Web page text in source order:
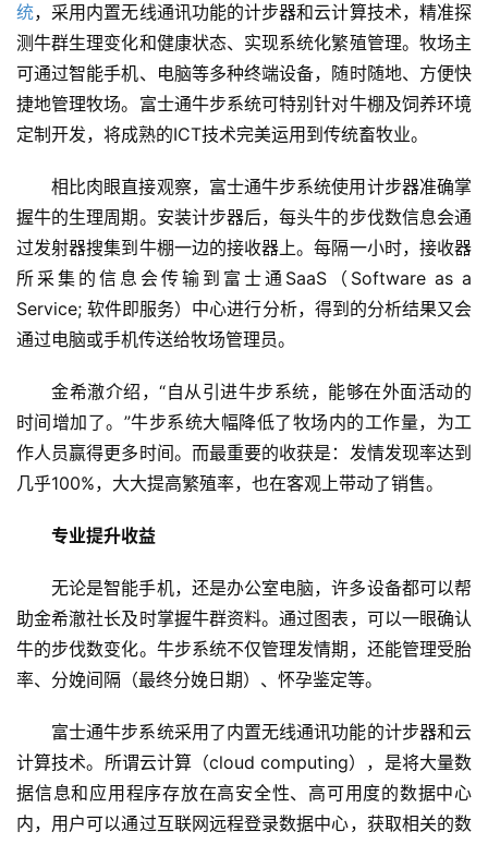
统，采用内置无线通讯功能的计步器和云计算技术，精准探
测牛群生理变化和健康状态、实现系统化繁殖管理。牧场主
可通过智能手机、电脑等多种终端设备，随时随地、方便快
捷地管理牧场。富士通牛步系统可特别针对牛棚及饲养环境
定制开发，将成熟的ICT技术完美运用到传统畜牧业。
相比肉眼直接观察，富士通牛步系统使用计步器准确掌
握牛的生理周期。安装计步器后，每头牛的步伐数信息会通
过发射器搜集到牛棚一边的接收器上。每隔一小时，接收器
所采集的信息会传输到富士通SaaS（Software as a
Service; 软件即服务）中心进行分析，得到的分析结果又会
通过电脑或手机传送给牧场管理员。
金希澈介绍，“自从引进牛步系统，能够在外面活动的
时间增加了。”牛步系统大幅降低了牧场内的工作量，为工
作人员赢得更多时间。而最重要的收获是：发情发现率达到
几乎100%，大大提高繁殖率，也在客观上带动了销售。
专业提升收益
无论是智能手机，还是办公室电脑，许多设备都可以帮
助金希澈社长及时掌握牛群资料。通过图表，可以一眼确认
牛的步伐数变化。牛步系统不仅管理发情期，还能管理受胎
率、分娩间隔（最终分娩日期）、怀孕鉴定等。
富士通牛步系统采用了内置无线通讯功能的计步器和云
计算技术。所谓云计算（cloud computing），是将大量数
据信息和应用程序存放在高安全性、高可用度的数据中心
内，用户可以通过互联网远程登录数据中心，获取相关的数